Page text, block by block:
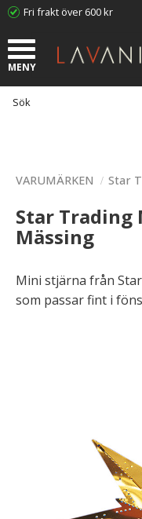
Fri frakt över 600 kr
VARUMÄRKEN Star
Star Trading
Mässing
Mini stjärna från
som passar fint i